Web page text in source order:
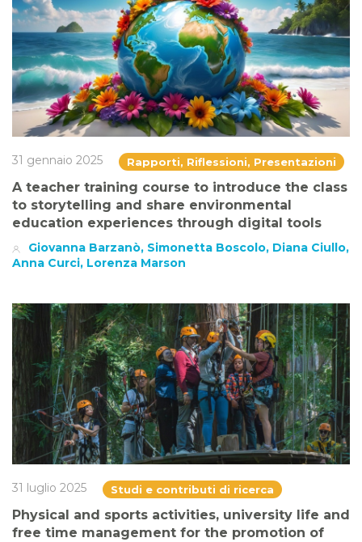
31 gennaio 2025 Rapporti, Riflessioni, Presentazioni
A teacher training course to introduce the class
to storytelling and share environmental
education experiences through digital tools
Giovanna Barzanò, Simonetta Boscolo, Diana Ciullo,
Anna Curci, Lorenza Marson
31 luglio 2025 Studi e contributi di ricerca
Physical and sports activities, university life and
free time management for the promotion of